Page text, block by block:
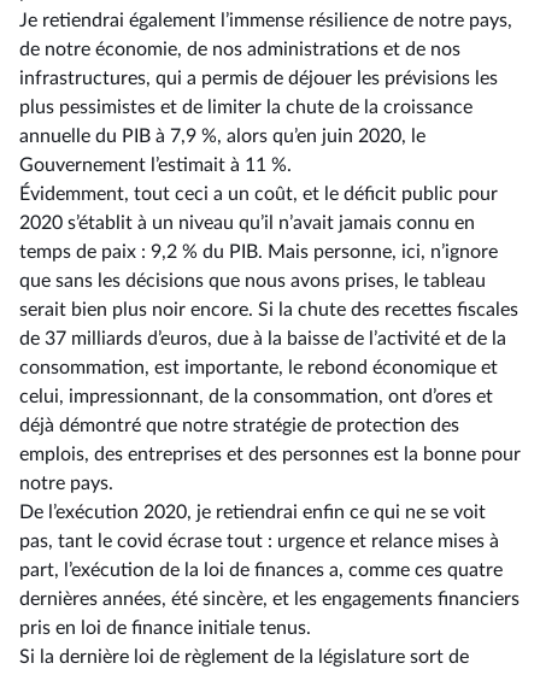
Je retiendrai également l’immense résilience de notre pays,
de notre économie, de nos administrations et de nos
infrastructures, qui a permis de déjouer les prévisions les
plus pessimistes et de limiter la chute de la croissance
annuelle du PIB à 7,9 %, alors qu’en juin 2020, le
Gouvernement l’estimait à 11 %.
Évidemment, tout ceci a un coût, et le déficit public pour
2020 s’établit à un niveau qu’il n’avait jamais connu en
temps de paix : 9,2 % du PIB. Mais personne, ici, n’ignore
que sans les décisions que nous avons prises, le tableau
serait bien plus noir encore. Si la chute des recettes fiscales
de 37 milliards d’euros, due à la baisse de l’activité et de la
consommation, est importante, le rebond économique et
celui, impressionnant, de la consommation, ont d’ores et
déjà démontré que notre stratégie de protection des
emplois, des entreprises et des personnes est la bonne pour
notre pays.
De l’exécution 2020, je retiendrai enfin ce qui ne se voit
pas, tant le covid écrase tout : urgence et relance mises à
part, l’exécution de la loi de finances a, comme ces quatre
dernières années, été sincère, et les engagements financiers
pris en loi de finance initiale tenus.
Si la dernière loi de règlement de la législature sort de